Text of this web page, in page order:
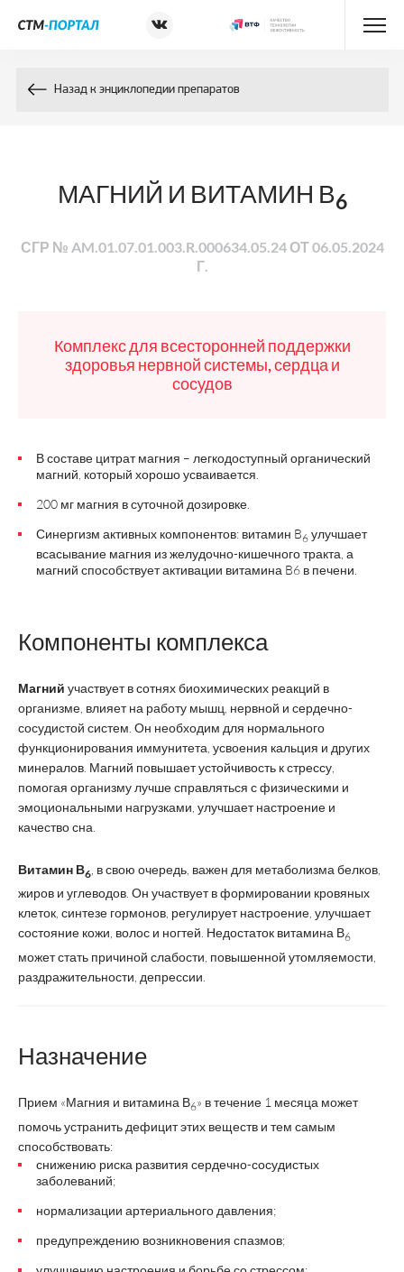
Назад к энциклопедии препаратов
МАГНИЙ И ВИТАМИН В6
СГР № AM.01.07.01.003.R.000634.05.24 ОТ 06.05.2024
Г.
Комплекс для всесторонней поддержки
здоровья нервной системы, сердца и
сосудов
В составе цитрат магния – легкодоступный органический
магний, который хорошо усваивается.
200 мг магния в суточной дозировке.
Синергизм активных компонентов: витамин B6 улучшает
всасывание магния из желудочно-кишечного тракта, а
магний способствует активации витамина B6 в печени.
Компоненты комплекса
Магний участвует в сотнях биохимических реакций в
организме, влияет на работу мышц, нервной и сердечно-
сосудистой систем. Он необходим для нормального
функционирования иммунитета, усвоения кальция и других
минералов. Магний повышает устойчивость к стрессу,
помогая организму лучше справляться с физическими и
эмоциональными нагрузками, улучшает настроение и
качество сна.
Витамин В6 , в свою очередь, важен для метаболизма белков,
жиров и углеводов. Он участвует в формировании кровяных
клеток, синтезе гормонов, регулирует настроение, улучшает
состояние кожи, волос и ногтей. Недостаток витамина В6
может стать причиной слабости, повышенной утомляемости,
раздражительности, депрессии.
Назначение
Прием «Магния и витамина В6» в течение 1 месяца может
помочь устранить дефицит этих веществ и тем самым
способствовать:
снижению риска развития сердечно-сосудистых
заболеваний;
нормализации артериального давления;
предупреждению возникновения спазмов;